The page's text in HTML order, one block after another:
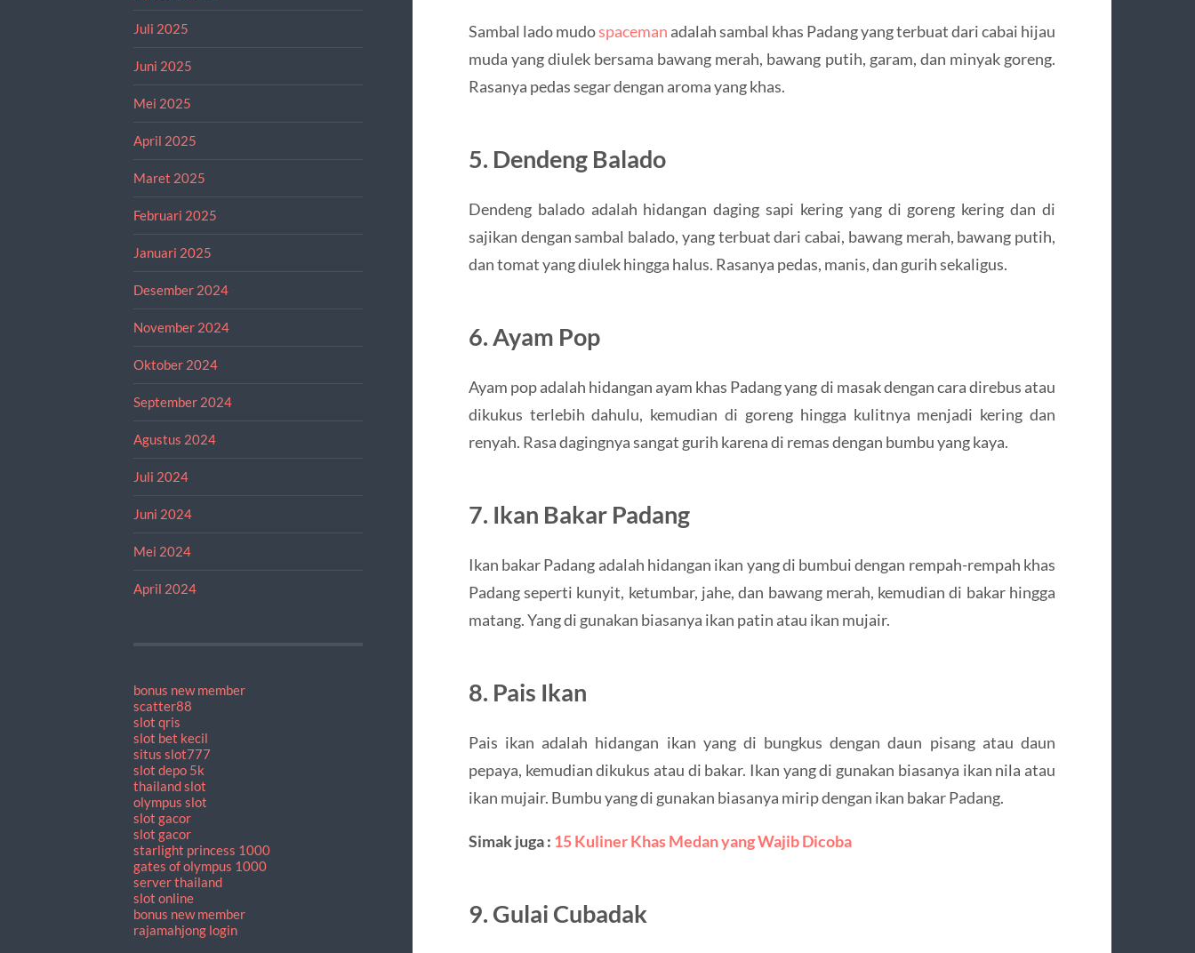
Juli 2025
Juni 2025
Mei 2025
April 2025
Maret 2025
Februari 2025
Januari 2025
Desember 2024
November 2024
Oktober 2024
September 2024
Agustus 2024
Juli 2024
Juni 2024
Mei 2024
April 2024
bonus new member
scatter88
slot qris
slot bet kecil
situs slot777
slot depo 5k
thailand slot
olympus slot
slot gacor
slot gacor
starlight princess 1000
gates of olympus 1000
server thailand
slot online
bonus new member
rajamahjong login
Sambal lado mudospaceman adalah sambal khas Padang yang terbuat dari cabai hijau
muda yang diulek bersama bawang merah, bawang putih, garam, dan minyak goreng.
Rasanya pedas segar dengan aroma yang khas.
5. Dendeng Balado
Dendeng balado adalah hidangan daging sapi kering yang di goreng kering dan di
sajikan dengan sambal balado, yang terbuat dari cabai, bawang merah, bawang putih,
dan tomat yang diulek hingga halus. Rasanya pedas, manis, dan gurih sekaligus.
6. Ayam Pop
Ayam pop adalah hidangan ayam khas Padang yang di masak dengan cara direbus atau
dikukus terlebih dahulu, kemudian di goreng hingga kulitnya menjadi kering dan
renyah. Rasa dagingnya sangat gurih karena di remas dengan bumbu yang kaya.
7. Ikan Bakar Padang
Ikan bakar Padang adalah hidangan ikan yang di bumbui dengan rempah-rempah khas
Padang seperti kunyit, ketumbar, jahe, dan bawang merah, kemudian di bakar hingga
matang. Yang di gunakan biasanya ikan patin atau ikan mujair.
8. Pais Ikan
Pais ikan adalah hidangan ikan yang di bungkus dengan daun pisang atau daun
pepaya, kemudian dikukus atau di bakar. Ikan yang di gunakan biasanya ikan nila atau
ikan mujair. Bumbu yang di gunakan biasanya mirip dengan ikan bakar Padang.
Simak juga : 15 Kuliner Khas Medan yang Wajib Dicoba
9. Gulai Cubadak